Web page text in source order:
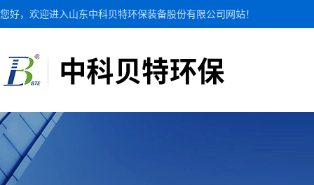
您好，欢迎进入山东中科贝特环保装备股份有限公司网站！